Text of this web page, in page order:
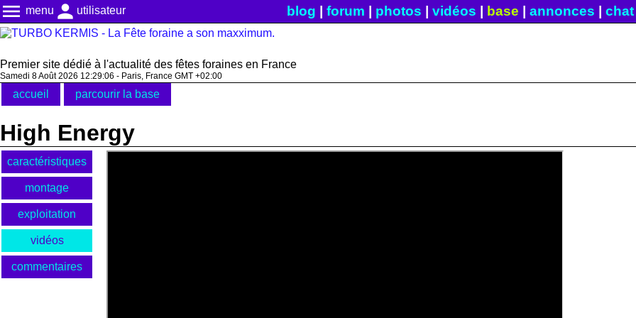
menu menu person utilisateur blog forum photos vidéos base annonces chat|
Premier site dédié à l'actualité des fêtes foraines en France
Samedi 8 Août 2026 12:29:07 - Paris, France GMT +02:00
accueil parcourir la base
High Energy
caractéristiques
montage
exploitation
vidéos
commentaires